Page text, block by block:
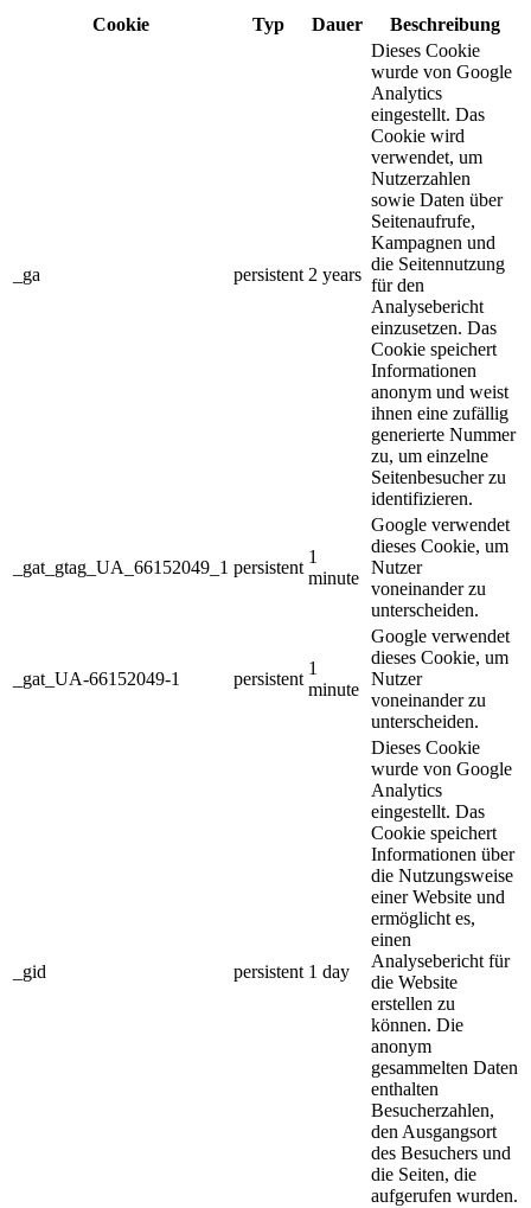
Cookie Typ Dauer Beschreibung
_ga persistent 2 years
Dieses Cookie
wurde von Google
Analytics
eingestellt. Das
Cookie wird
verwendet, um
Nutzerzahlen
sowie Daten über
Seitenaufrufe,
Kampagnen und
die Seitennutzung
für den
Analysebericht
einzusetzen. Das
Cookie speichert
Informationen
anonym und weist
ihnen eine zufällig
generierte Nummer
zu, um einzelne
Seitenbesucher zu
identifizieren.
_gat_gtag_UA_66152049_1 persistent
1
minute
Google verwendet
dieses Cookie, um
Nutzer
voneinander zu
unterscheiden.
_gat_UA-66152049-1 persistent
1
minute
Google verwendet
dieses Cookie, um
Nutzer
voneinander zu
unterscheiden.
_gid persistent 1 day
Dieses Cookie
wurde von Google
Analytics
eingestellt. Das
Cookie speichert
Informationen über
die Nutzungsweise
einer Website und
ermöglicht es,
einen
Analysebericht für
die Website
erstellen zu
können. Die
anonym
gesammelten Daten
enthalten
Besucherzahlen,
den Ausgangsort
des Besuchers und
die Seiten, die
aufgerufen wurden.